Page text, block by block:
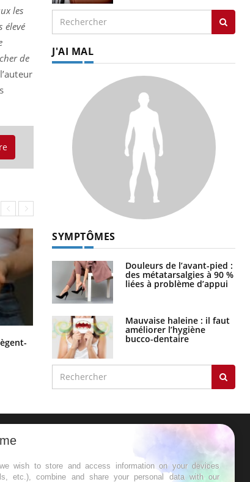
les
élevé
de
Cytomégalovirus : ce qui change
dans la prise en charge des femmes
enceintes
J'AI MAL
SYMPTÔMES
Douleurs de l’avant-pied :
des métatarsalgies à 90 %
liées à problème d’appui
Mauvaise haleine : il faut
améliorer l’hygiène
bucco-dentaire
les meilleures
wish to store and access information on your devices
etc.), combine and share your personal data with our